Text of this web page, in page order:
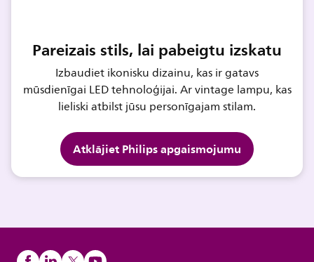
Pareizais stils, lai pabeigtu izskatu
Izbaudiet ikonisku dizainu, kas ir gatavs
mūsdienīgai LED tehnoloģijai. Ar vintage lampu, kas
lieliski atbilst jūsu personīgajam stilam.
Atklājiet Philips apgaismojumu